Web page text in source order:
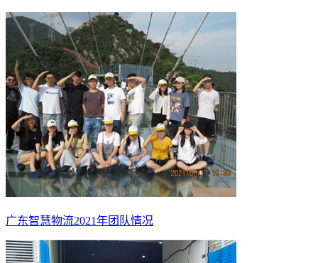
广东智慧物流2021年团队情况